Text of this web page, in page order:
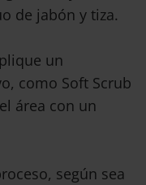
de jabón y tiza.
un
como Soft Scrub
área con un
según sea